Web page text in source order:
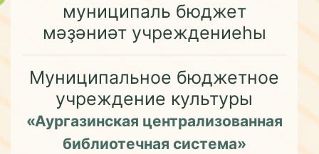
муниципаль бюджет
мәҙәниәт учреждениеһы
Муниципальное бюджетное
учреждение культуры
«Аургазинская централизованная
библиотечная система»